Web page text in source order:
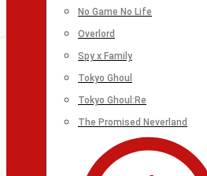
No Game No Life
Overlord
Spy x Family
Tokyo Ghoul
Tokyo Ghoul:Re
The Promised Neverland